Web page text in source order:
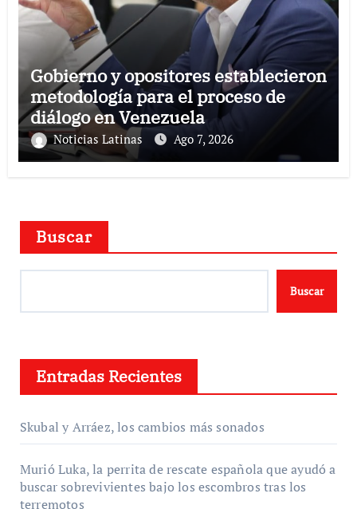
Gobierno y opositores establecieron
metodología para el proceso de
diálogo en Venezuela
Noticias Latinas Ago 7, 2026
Buscar
Buscar
Entradas Recientes
Skubal y Arráez, los cambios más sonados
Murió Luka, la perrita de rescate española que ayudó a
buscar sobrevivientes bajo los escombros tras los
terremotos